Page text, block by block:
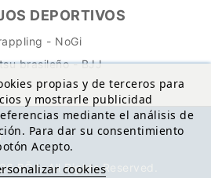
DEPORTIVOS
- NoGi
brasileño - BJJ
propias y de terceros para
y mostrarle publicidad
mediante el análisis de
Para dar su consentimiento
Acepto.
cookies
BŌA. All Rights Reserved.